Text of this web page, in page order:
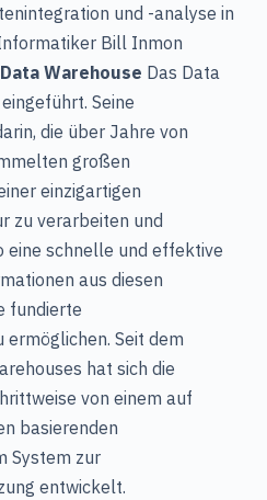
und -analyse in
Bill Inmon
Data Warehouse Das Data
Seine
die über Jahre von
großen
einzigartigen
zu verarbeiten und
eine schnelle und effektive
aus diesen
fundierte
ermöglichen. Seit dem
hat sich die
von einem auf
basierenden
System zur
entwickelt.